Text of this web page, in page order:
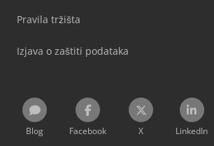
Pravila tržišta
Izjava o zaštiti podataka
Blog Facebook X LinkedIn